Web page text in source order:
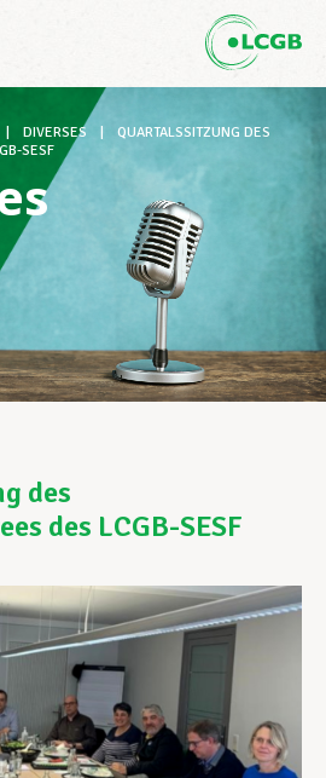
FR
im Arbeitsalltag
im Privatleben
DIVERSES
QUARTALSSITZUNG DES
SESF
des
des LCGB-SESF